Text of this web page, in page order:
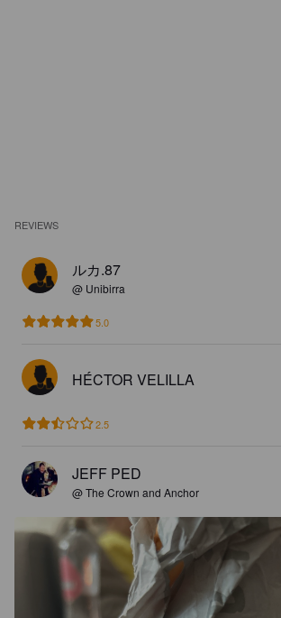
REVIEWS
ルカ.87
@ Unibirra
5.0
HÉCTOR VELILLA
2.5
JEFF PED
@ The Crown and Anchor